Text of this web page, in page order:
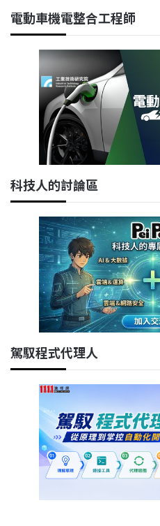
電動車機電整合工程師
科技人的討論區
駕馭程式代理人